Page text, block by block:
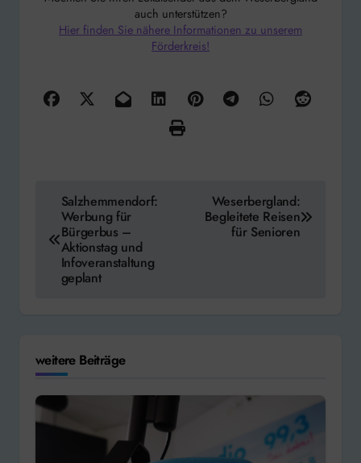
auch unterstützen?
Hier finden Sie nähere Informationen zu unserem
Förderkreis!
Beitragsnavigation
Salzhemmendorf:
Werbung für
Bürgerbus –
Aktionstag und
Infoveranstaltung
geplant
Weserbergland:
Begleitete Reisen
für Senioren
weitere Beiträge